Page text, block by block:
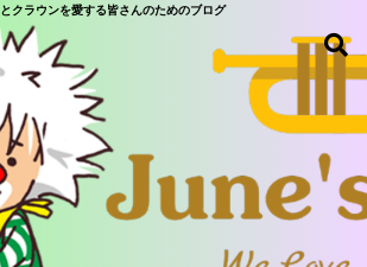
クラウンを愛する皆さんのためのブログ